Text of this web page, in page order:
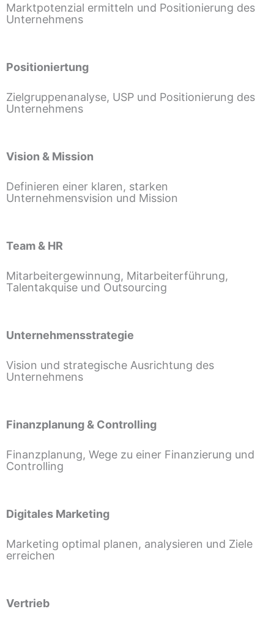
Marktpotenzial ermitteln und Positionierung des
Unternehmens
Positioniertung
Zielgruppenanalyse, USP und Positionierung des
Unternehmens
Vision & Mission
Definieren einer klaren, starken
Unternehmensvision und Mission
Team & HR
Mitarbeitergewinnung, Mitarbeiterführung,
Talentakquise und Outsourcing
Unternehmensstrategie
Vision und strategische Ausrichtung des
Unternehmens
Finanzplanung & Controlling
Finanzplanung, Wege zu einer Finanzierung und
Controlling
Digitales Marketing
Marketing optimal planen, analysieren und Ziele
erreichen
Vertrieb